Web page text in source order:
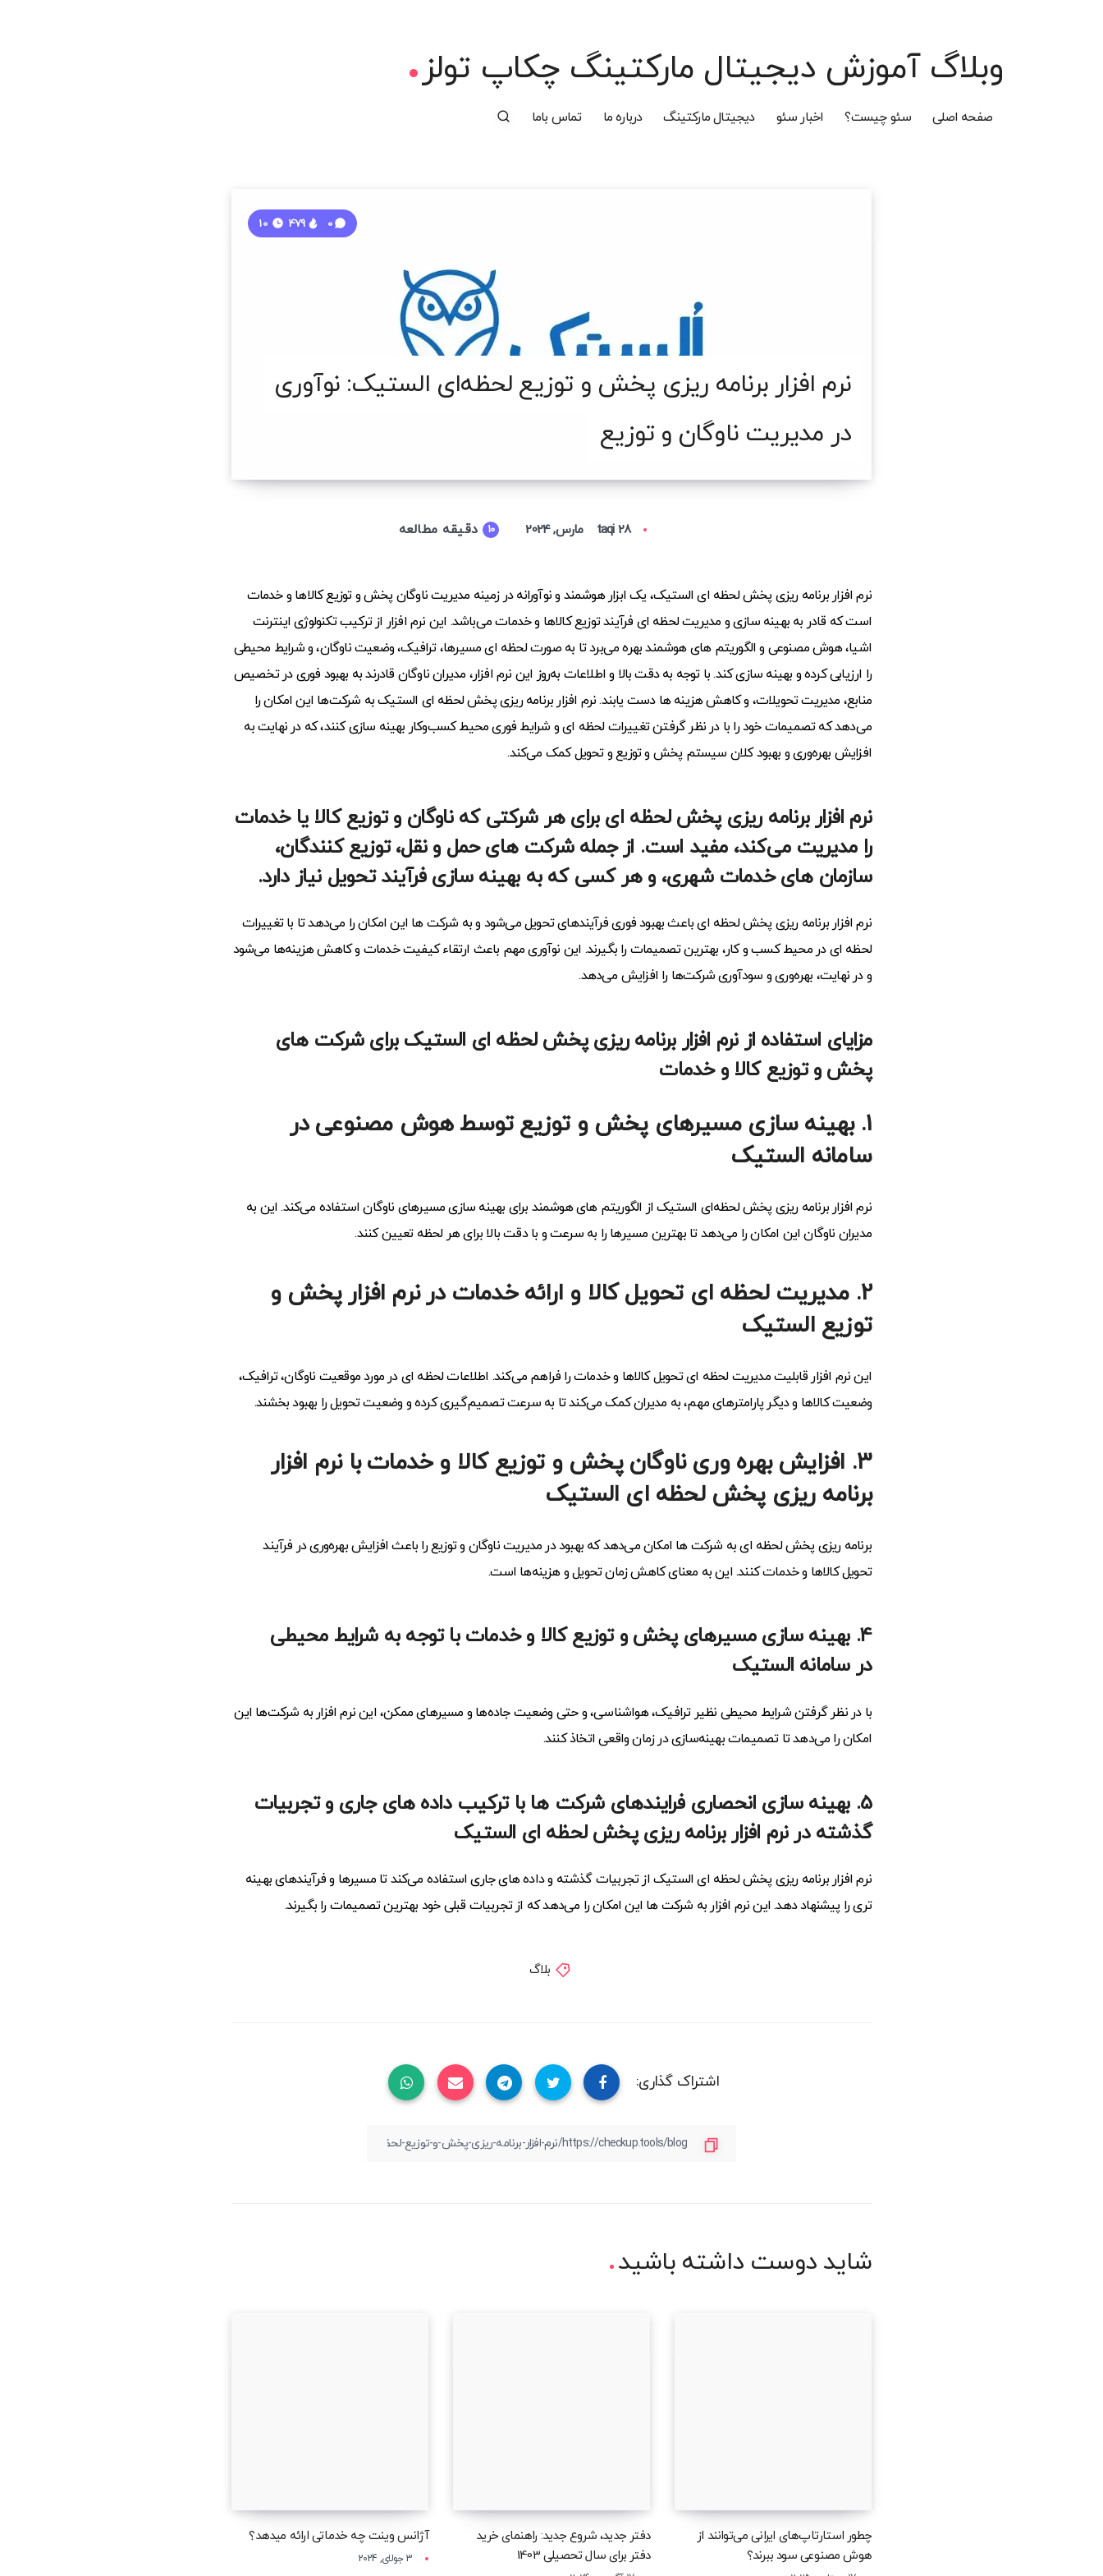
وبلاگ آموزش دیجیتال مارکتینگ چکاپ تولز
صفحه اصلی سئو چیست؟ اخبار سئو دیجیتال مارکتینگ درباره ما تماس باما
نرم افزار برنامه ریزی پخش و توزیع لحظه‌ای الستیک: نوآوری
در مدیریت ناوگان و توزیع
0
479
taqi 28 مارس, 2024 10 دقیقه مطالعه
نرم افزار برنامه ریزی پخش لحظه ای الستیک، یک ابزار هوشمند و نوآورانه در زمینه مدیریت ناوگان پخش و توزیع کالاها و خدمات
است که قادر به بهینه سازی و مدیریت لحظه ای فرآیند توزیع کالاها و خدمات می‌باشد. این نرم افزار از ترکیب تکنولوژی اینترنت
اشیا، هوش مصنوعی و الگوریتم های هوشمند بهره می‌برد تا به صورت لحظه ای مسیرها، ترافیک، وضعیت ناوگان، و شرایط محیطی
را ارزیابی کرده و بهینه سازی کند. با توجه به دقت بالا و اطلاعات به‌روز این نرم افزار، مدیران ناوگان قادرند به بهبود فوری در تخصیص
منابع، مدیریت تحویلات، و کاهش هزینه ها دست یابند. نرم افزار برنامه ریزی پخش لحظه ای الستیک به شرکت‌ها این امکان را
می‌دهد که تصمیمات خود را با در نظر گرفتن تغییرات لحظه ای و شرایط فوری محیط کسب‌وکار بهینه سازی کنند، که در نهایت به
افزایش بهره‌وری و بهبود کلان سیستم پخش و توزیع و تحویل کمک می‌کند.
نرم افزار برنامه ریزی پخش لحظه ای برای هر شرکتی که ناوگان و توزیع کالا یا خدمات
را مدیریت می‌کند، مفید است. از جمله شرکت های حمل و نقل، توزیع کنندگان،
سازمان های خدمات شهری، و هر کسی که به بهینه سازی فرآیند تحویل نیاز دارد.
نرم افزار برنامه ریزی پخش لحظه ای باعث بهبود فوری فرآیند‌های تحویل می‌شود و به شرکت ها این امکان را می‌دهد تا با تغییرات
لحظه ای در محیط کسب و کار، بهترین تصمیمات را بگیرند. این نوآوری مهم باعث ارتقاء کیفیت خدمات و کاهش هزینه‌ها می‌شود
و در نهایت، بهره‌وری و سودآوری شرکت‌ها را افزایش می‌دهد.
مزایای استفاده از نرم افزار برنامه ریزی پخش لحظه ای الستیک برای شرکت های
پخش و توزیع کالا و خدمات
1. بهینه سازی مسیرهای پخش و توزیعتوسط هوش مصنوعی در
سامانه الستیک
نرم افزار برنامه ریزی پخش لحظه‌ای الستیک از الگوریتم های هوشمند برای بهینه سازی مسیرهای ناوگان استفاده می‌کند. این به
مدیران ناوگان این امکان را می‌دهد تا بهترین مسیرها را به سرعت و با دقت بالا برای هر لحظه تعیین کنند.
2. مدیریت لحظه ای تحویل کالا و ارائه خدمات در
نرم افزار پخش و
توزیع الستیک
این نرم افزار قابلیت مدیریت لحظه ای تحویل کالاها و خدمات را فراهم می‌کند. اطلاعات لحظه ای در مورد موقعیت ناوگان، ترافیک،
وضعیت کالاها و دیگر پارامترهای مهم، به مدیران کمک می‌کند تا به سرعت تصمیم‌گیری کرده و وضعیت تحویل را بهبود بخشند.
3. افزایش بهره وری ناوگان پخش و توزیع کالا و خدمات با نرم افزار
برنامه ریزی پخش لحظه ای الستیک
برنامه ریزی پخش لحظه ای به شرکت ها امکان می‌دهد که بهبود در مدیریت ناوگان و توزیع را باعث افزایش بهره‌وری در فرآیند
تحویل کالاها و خدمات کنند. این به معنای کاهش زمان تحویل و هزینه‌ها است.
4. بهینه سازی مسیرهای پخش و توزیع کالا و خدمات با توجه به شرایط محیطی
درسامانه الستیک
با در نظر گرفتن شرایط محیطی نظیر ترافیک، هواشناسی، و حتی وضعیت جاده‌ها و مسیرهای ممکن، این نرم افزار به شرکت‌ها این
امکان را می‌دهد تا تصمیمات بهینه‌سازی در زمان واقعی اتخاذ کنند.
5. بهینه سازی انحصاری فرایندهای شرکت ها با ترکیب داده های جاری و تجربیات
گذشته در نرم افزار برنامه ریزی پخش لحظه ای الستیک
نرم افزار برنامه ریزی پخش لحظه ای الستیک از تجربیات گذشته و داده های جاری استفاده می‌کند تا مسیرها و فرآیندهای بهینه
تری را پیشنهاد دهد. این نرم افزار به شرکت ها این امکان را می‌دهد که از تجربیات قبلی خود بهترین تصمیمات را بگیرند.
بلاگ
اشتراک گذاری:
شاید دوست داشته باشید
چطور استارتاپ‌های ایرانی می‌توانند از
هوش مصنوعی سود ببرند؟
دفتر جدید، شروع جدید: راهنمای خرید
دفتر برای سال تحصیلی 1403
آژانس وینت چه خدماتی ارائه میدهد؟
3 جولای, 2024